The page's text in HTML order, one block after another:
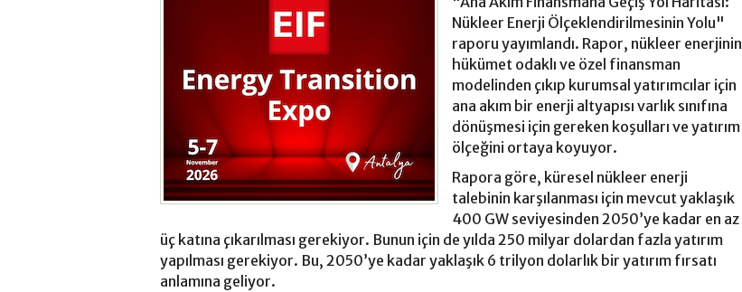
Nükleer Enerji Ölçeklendirilmesinin Yolu"
raporu yayımlandı. Rapor, nükleer enerjinin
hükümet odaklı ve özel finansman
modelinden çıkıp kurumsal yatırımcılar için
ana akım bir enerji altyapısı varlık sınıfına
dönüşmesi için gereken koşulları ve yatırım
ölçeğini ortaya koyuyor.
Rapora göre, küresel nükleer enerji
talebinin karşılanması için mevcut yaklaşık
400 GW seviyesinden 2050’ye kadar en az
üç katına çıkarılması gerekiyor. Bunun için de yılda 250 milyar dolardan fazla yatırım
yapılması gerekiyor. Bu, 2050’ye kadar yaklaşık 6 trilyon dolarlık bir yatırım fırsatı
anlamına geliyor.